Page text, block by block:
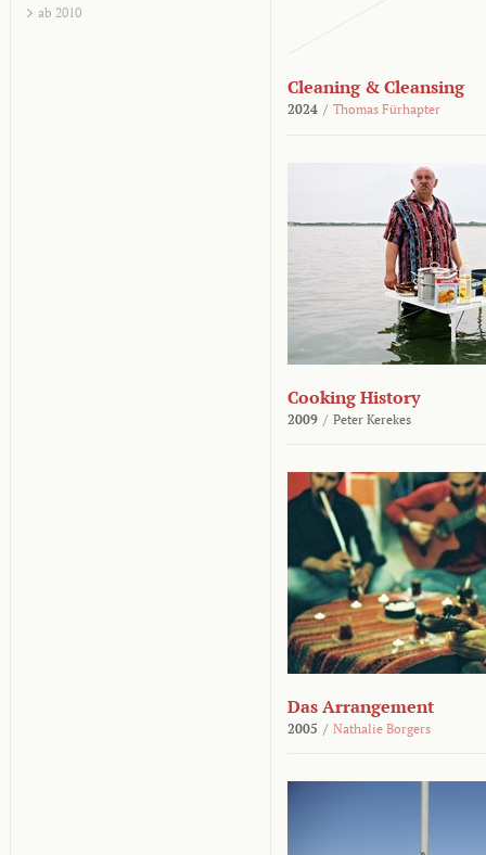
ab 2010
Cleaning & Cleansing
2024 / Thomas Fürhapter
Cooking History
2009 / Peter Kerekes
Das Arrangement
2005 / Nathalie Borgers